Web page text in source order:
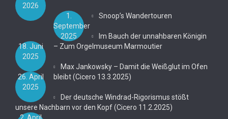
2026
Snoop’s Wandertouren
1.
September
2025
Im Bauch der unnahbaren Königin
– Zum Orgelmuseum Marmoutier
18. Juni
2025
Max Jankowsky – Damit die Weißglut im Ofen
bleibt (Cicero 13.3.2025)
26. April
2025
Der deutsche Windrad-Rigorismus stößt
unsere Nachbarn vor den Kopf (Cicero 11.2.2025)